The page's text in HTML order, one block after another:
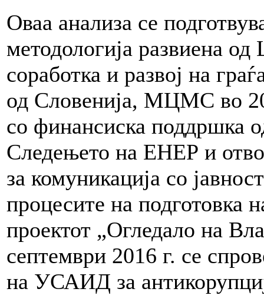
Оваа анализа се
методологија развиена
соработка и развој на
од Словенија, МЦМС во
со финансиска поддршка
Следењето на ЕНЕР и
за комуникација со
процесите на подготовка
проектот „Огледало на
септември 2016 г. се
на УСАИД за